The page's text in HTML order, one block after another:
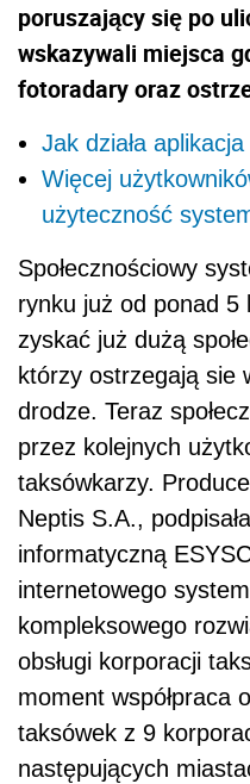
poruszający się po
wskazywali miejsca
fotoradary oraz
Jak działa
Więcej
użyteczność
Społecznościowy
rynku już od ponad 5
zyskać już dużą
którzy ostrzegają sie
drodze. Teraz
przez kolejnych
taksówkarzy.
Neptis S.A.,
informatyczną
internetowego
kompleksowego
obsługi korporacji
moment współpraca
taksówek z 9
następujących